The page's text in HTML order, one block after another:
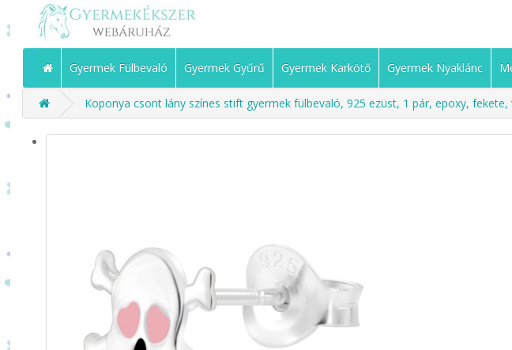
Gyermek Fülbevaló Gyermek Gyűrű Gyermek Karkötő Gyermek Nyaklánc
Koponya csont lány színes stift gyermek fülbevaló, 925 ezüst, 1 pár, epoxy, fekete,